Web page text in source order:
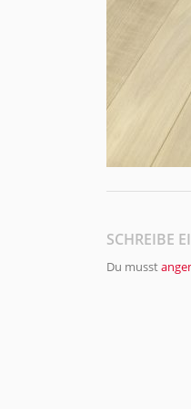
SCHREIBE
Du musst